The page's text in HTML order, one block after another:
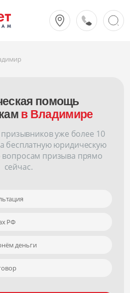
помощь
в Владимире
уже более 10
бесплатную юридическую
вопросам призыва прямо
сейчас.
РФ
деньги